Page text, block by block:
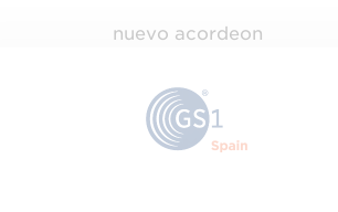
nuevo acordeon